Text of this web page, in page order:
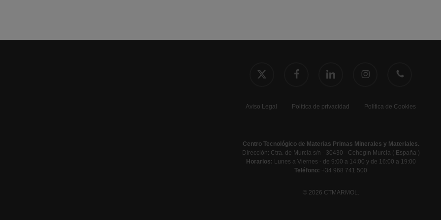
twitter
Aviso Legal Política de privacidad Política de Cookies
Centro Tecnológico de Materias Primas Minerales y Materiales.
Dirección: Ctra. de Murcia s/n - 30430 - Cehegín Murcia ( España )
Horarios: Lunes a Viernes - de 9:00 a 14:00 y de 16:00 a 19:00
Teléfono: +34 968 741 500
© 2026 CTMARMOL.